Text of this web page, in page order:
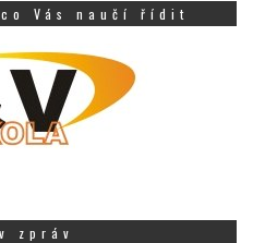
Vás naučí řídit
zpráv